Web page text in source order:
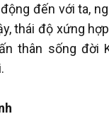
đến với ta,
thái độ xứng
thân sống đời